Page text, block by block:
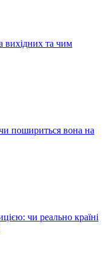
вихідних та чим
пошириться вона на
чи реально країні